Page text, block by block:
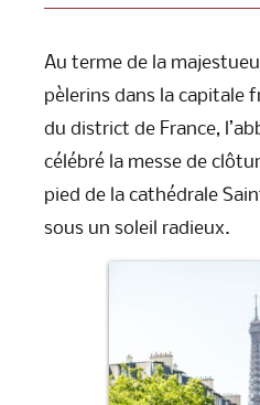
Au terme de la
pèlerins dans la capitale
du district de France,
célébré la messe de
pied de la cathédrale
sous un soleil radieux.